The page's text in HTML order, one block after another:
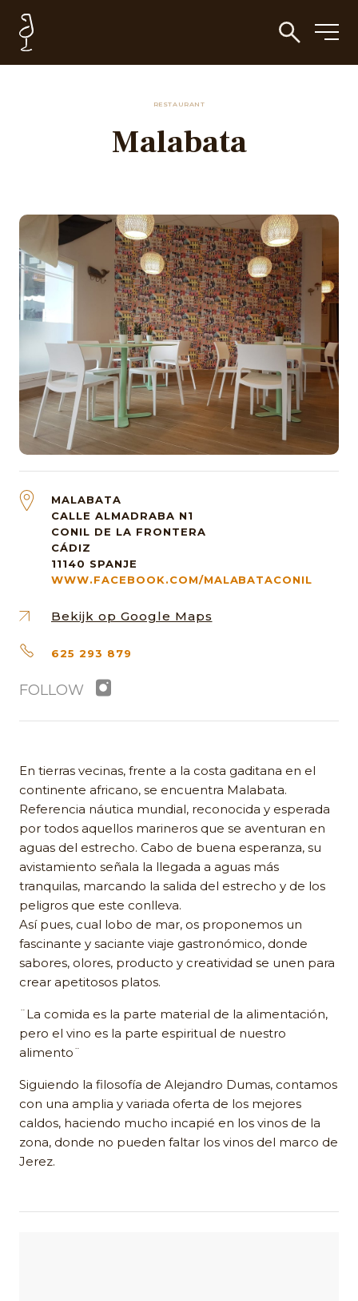
RESTAURANT
Malabata
MALABATA
CALLE ALMADRABA N1
CONIL DE LA FRONTERA
CÁDIZ
11140 SPANJE
WWW.FACEBOOK.COM/MALABATACONIL
Bekijk op Google Maps
625 293 879
FOLLOW
En tierras vecinas, frente a la costa gaditana en el
continente africano, se encuentra Malabata.
Referencia náutica mundial, reconocida y esperada
por todos aquellos marineros que se aventuran en
aguas del estrecho. Cabo de buena esperanza, su
avistamiento señala la llegada a aguas más
tranquilas, marcando la salida del estrecho y de los
peligros que este conlleva.
Así pues, cual lobo de mar, os proponemos un
fascinante y saciante viaje gastronómico, donde
sabores, olores, producto y creatividad se unen para
crear apetitosos platos.
¨La comida es la parte material de la alimentación,
pero el vino es la parte espiritual de nuestro
alimento¨
Siguiendo la filosofía de Alejandro Dumas, contamos
con una amplia y variada oferta de los mejores
caldos, haciendo mucho incapié en los vinos de la
zona, donde no pueden faltar los vinos del marco de
Jerez.